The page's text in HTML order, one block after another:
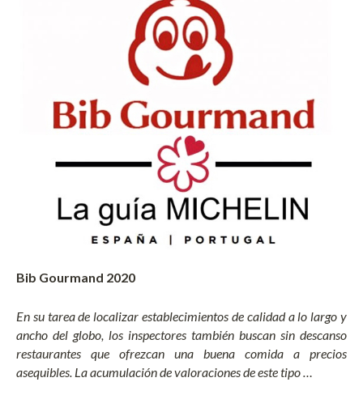
Bib Gourmand 2020
En su tarea de localizar establecimientos de calidad a lo largo y
ancho del globo, los inspectores también buscan sin descanso
restaurantes que ofrezcan una buena comida a precios
asequibles. La acumulación de valoraciones de este tipo …